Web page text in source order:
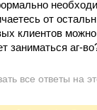
от
клиентов
заниматься аг-
все ответы на